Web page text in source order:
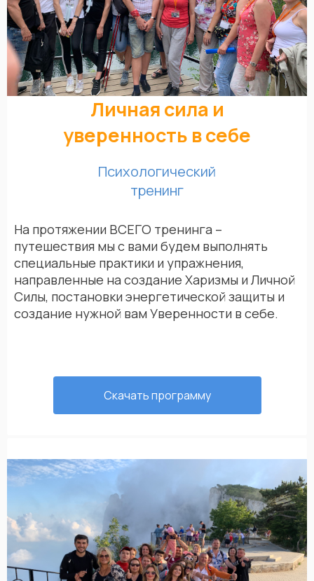
Личная сила и
уверенность в себе
Психологический
тренинг
На протяжении ВСЕГО тренинга –
путешествия мы с вами будем выполнять
специальные практики и упражнения,
направленные на создание Харизмы и Личной
Силы, постановки энергетической защиты и
создание нужной вам Уверенности в себе.
Скачать программу